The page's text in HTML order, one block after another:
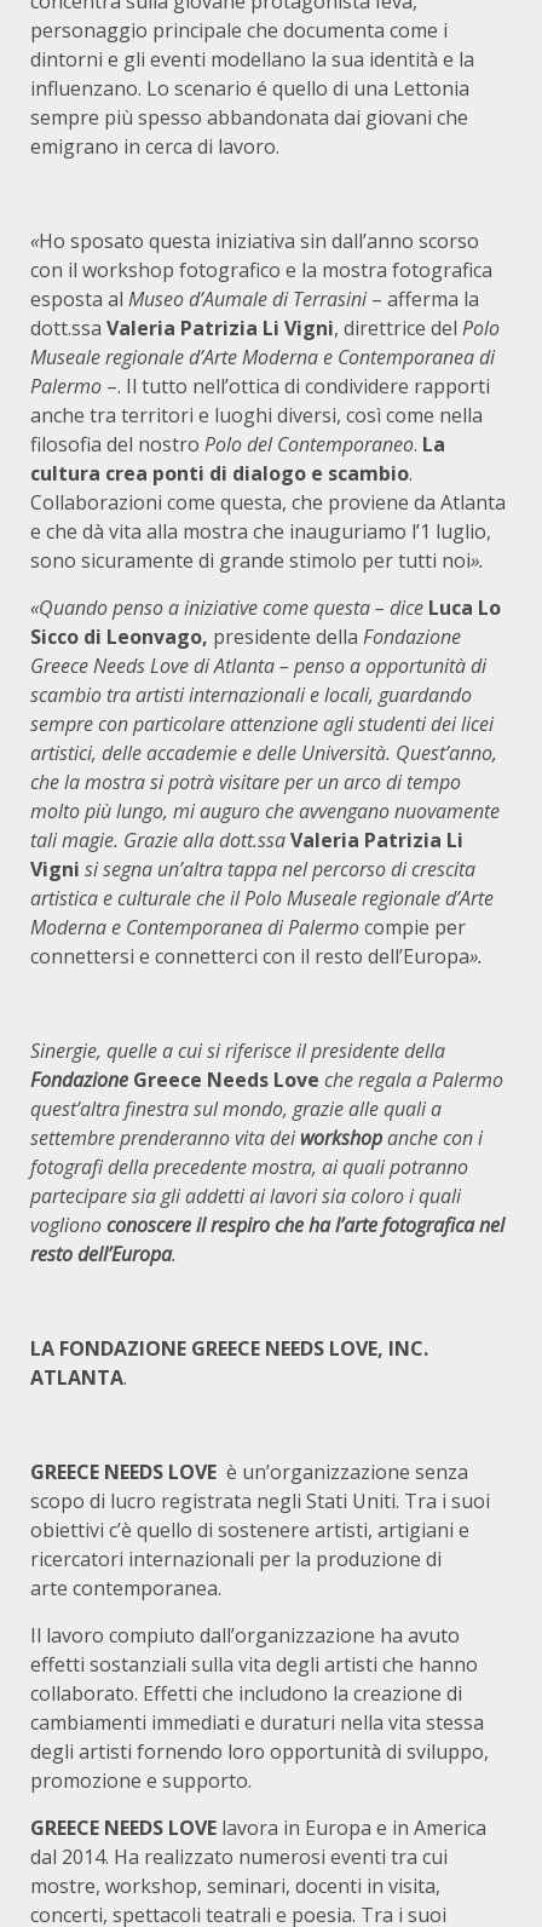
personaggio principale che documenta come i
dintorni e gli eventi modellano la sua identità e la
influenzano. Lo scenario é quello di una Lettonia
sempre più spesso abbandonata dai giovani che
emigrano in cerca di lavoro.
«Ho sposato questa iniziativa sin dall’anno scorso
con il workshop fotografico e la mostra fotografica
esposta al Museo d’Aumale di Terrasini – afferma la
dott.ssa Valeria Patrizia Li Vigni, direttrice del Polo
Museale regionale d’Arte Moderna e Contemporanea di
Palermo –. Il tutto nell’ottica di condividere rapporti
anche tra territori e luoghi diversi, così come nella
filosofia del nostro Polo del Contemporaneo. La
cultura crea ponti di dialogo e scambio.
Collaborazioni come questa, che proviene da Atlanta
e che dà vita alla mostra che inauguriamo l’1 luglio,
sono sicuramente di grande stimolo per tutti noi».
«Quando penso a iniziative come questa – dice Luca Lo
Sicco di Leonvago, presidente della Fondazione
Greece Needs Love di Atlanta– penso a opportunità di
scambio tra artisti internazionali e locali, guardando
sempre con particolare attenzione agli studenti dei licei
artistici, delle accademie e delle Università. Quest’anno,
che la mostra si potrà visitare per un arco di tempo
molto più lungo, mi auguro che avvengano nuovamente
tali magie. Grazie alla dott.ssaValeria Patrizia Li
Vigni si segna un’altra tappa nel percorso di crescita
artistica e culturale che ilPolo Museale regionale d’Arte
Moderna e Contemporanea di Palermocompie per
connettersi e connetterci con il resto dell’Europa».
Sinergie, quelle a cui si riferisce il presidente della
Fondazione Greece Needs Love che regala a Palermo
quest’altra finestra sul mondo, grazie alle quali a
settembre prenderanno vita dei workshopanche con i
fotografi della precedente mostra, ai quali potranno
partecipare sia gli addetti ai lavori sia coloro i quali
voglionoconoscere il respiro che ha l’arte fotografica nel
resto dell’Europa.
LA FONDAZIONE GREECE NEEDS LOVE, INC.
ATLANTA.
GREECE NEEDS LOVE è un’organizzazione senza
scopo di lucro registrata negli Stati Uniti. Tra i suoi
obiettivi c’è quello di sostenere artisti, artigiani e
ricercatori internazionali per la produzione di
arte contemporanea.
Il lavoro compiuto dall’organizzazione ha avuto
effetti sostanziali sulla vita degli artisti che hanno
collaborato. Effetti che includono la creazione di
cambiamenti immediati e duraturi nella vita stessa
degli artisti fornendo loro opportunità di sviluppo,
promozione e supporto.
GREECE NEEDS LOVE lavora in Europa e in America
dal 2014. Ha realizzato numerosi eventi tra cui
mostre, workshop, seminari, docenti in visita,
concerti, spettacoli teatrali e poesia. Tra i suoi